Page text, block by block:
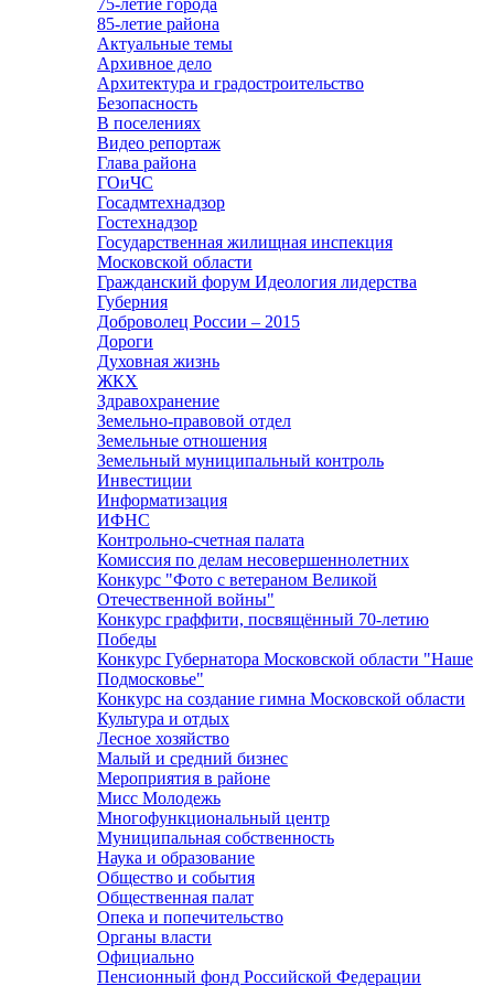
75-летие города
85-летие района
Актуальные темы
Архивное дело
Архитектура и градостроительство
Безопасность
В поселениях
Видео репортаж
Глава района
ГОиЧС
Госадмтехнадзор
Гостехнадзор
Государственная жилищная инспекция
Московской области
Гражданский форум Идеология лидерства
Губерния
Доброволец России – 2015
Дороги
Духовная жизнь
ЖКХ
Здравохранение
Земельно-правовой отдел
Земельные отношения
Земельный муниципальный контроль
Инвестиции
Информатизация
ИФНС
Контрольно-счетная палата
Комиссия по делам несовершеннолетних
Конкурс "Фото с ветераном Великой
Отечественной войны"
Конкурс граффити, посвящённый 70-летию
Победы
Конкурс Губернатора Московской области "Наше
Подмосковье"
Конкурс на создание гимна Московской области
Культура и отдых
Лесное хозяйство
Малый и средний бизнес
Мероприятия в районе
Мисс Молодежь
Многофункциональный центр
Муниципальная собственность
Наука и образование
Общество и события
Общественная палат
Опека и попечительство
Органы власти
Официально
Пенсионный фонд Российской Федерации